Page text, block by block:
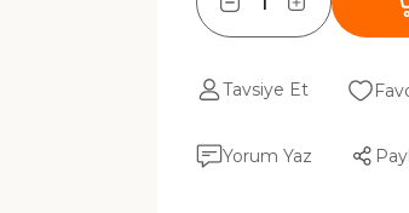
Tavsiye Et
Yorum Yaz